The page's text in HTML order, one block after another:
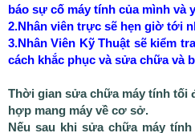
báo sự cố máy tính của mình và
2.Nhân viên trực sẽ hẹn giờ tới
3.Nhân Viên Kỹ Thuật sẽ kiểm
cách khắc phục và sửa chữa và
Thời gian sửa chữa máy tính tối
hợp mang máy về cơ sở.
Nếu sau khi sửa chữa máy